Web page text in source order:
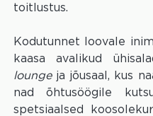
toitlustus.
Kodutunnet loovale
kaasa avalikud
loungeja jõusaal, kus
nad õhtusöögile
spetsiaalsed